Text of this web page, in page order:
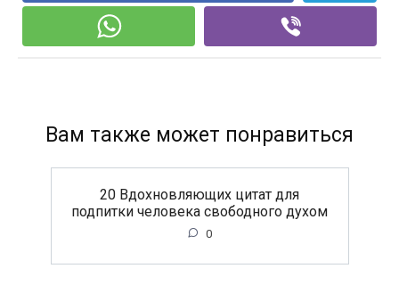
Вам также может понравиться
20 Вдохновляющих цитат для
подпитки человека свободного духом
0